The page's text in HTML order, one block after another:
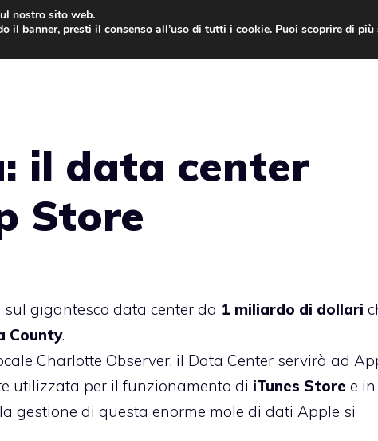
il data center
Store
sul gigantesco data center da 1 miliardo di dollari
County.
Charlotte Observer, il Data Center servirà ad
utilizzata per il funzionamento di iTunes Store e in
gestione di questa enorme mole di dati Apple si
nostro sito web.
il banner, presti il consenso all’uso di tutti i cookie. Puoi scoprire di